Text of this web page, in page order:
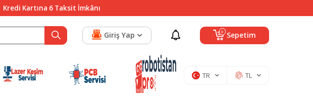
Kartına 6 Taksit İmkânı
0 Sepetim
Giriş Yap
TR TL